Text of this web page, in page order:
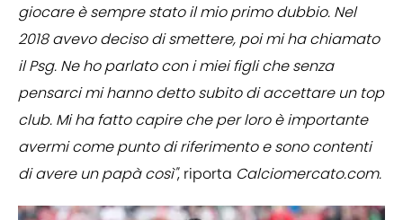
giocare è sempre stato il mio primo dubbio. Nel
2018 avevo deciso di smettere, poi mi ha chiamato
il Psg. Ne ho parlato con i miei figli che senza
pensarci mi hanno detto subito di accettare un top
club. Mi ha fatto capire che per loro è importante
avermi come punto di riferimento e sono contenti
di avere un papà così", riporta Calciomercato.com.